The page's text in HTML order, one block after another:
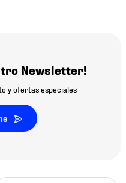
Newsletter!
y ofertas especiales